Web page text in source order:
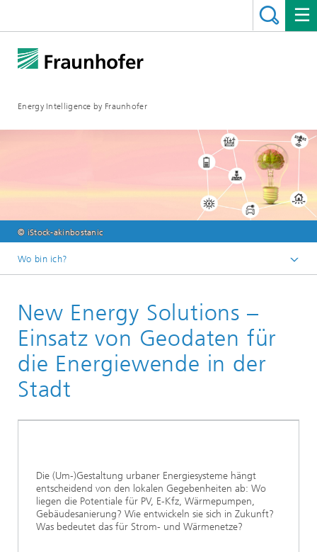
Energy Intelligence by Fraunhofer
© iStock-akinbostanic
Wo bin ich?
Veranstaltungen
Vergangene Veranstaltungen
New Energy Solutions –
Einsatz von Geodaten für
die Energiewende in der
Stadt
Die (Um-)Gestaltung urbaner Energiesysteme hängt
entscheidend von den lokalen Gegebenheiten ab: Wo
liegen die Potentiale für PV, E-Kfz, Wärmepumpen,
Gebäudesanierung? Wie entwickeln sie sich in Zukunft?
Was bedeutet das für Strom- und Wärmenetze?